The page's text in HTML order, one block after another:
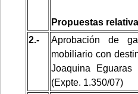
Propuestas
2.-
Aprobación de
mobiliario con
Joaquina
(Expte. 1.350/07)